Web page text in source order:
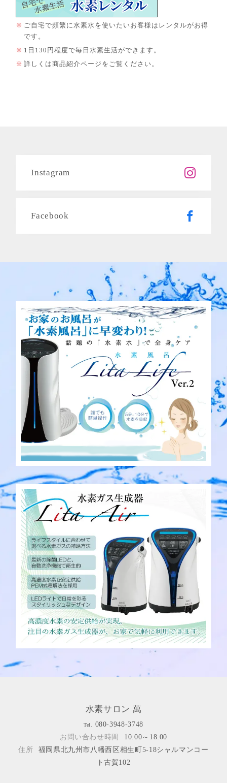
ご自宅で頻繁に水素水を使いたいお客様はレンタルがお得
です。
1日130円程度で毎日水素生活ができます。
詳しくは 商品紹介ページ をご覧ください。
Instagram
Facebook
水素サロン 萬
Tel.
080-3948-3748
お問い合わせ時間
10:00～18:00
住所
福岡県北九州市八幡西区相生町5-18シャルマンコー
ト古賀102